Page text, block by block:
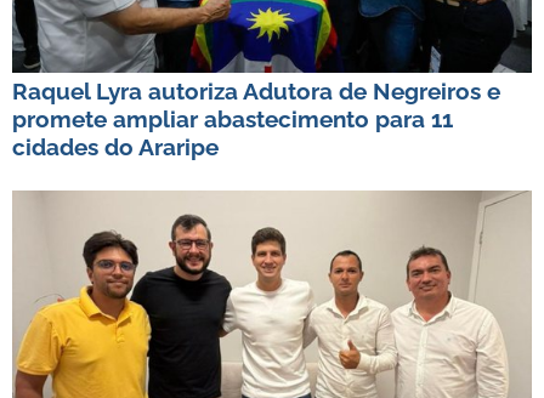
Raquel Lyra autoriza Adutora de Negreiros e
promete ampliar abastecimento para 11
cidades do Araripe